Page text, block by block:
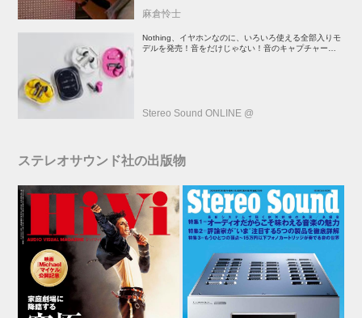
麻倉怜士
Nothing、イヤホンなのに、いろいろ使える全部入りモ
デルを発売！音をだけじゃない！音のキャプチャーや、
Stereo Sound ONLINE @
ステレオサウンド社の出版物